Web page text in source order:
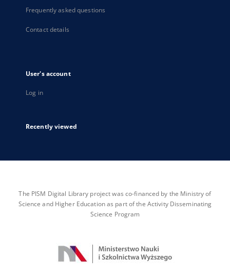
Frequently asked questions
Contact details
User's account
Log in
Recently viewed
The PISM Digital Library project was co-financed by the Ministry of
Science and Higher Education as part of the Activity Disseminating
Science Program